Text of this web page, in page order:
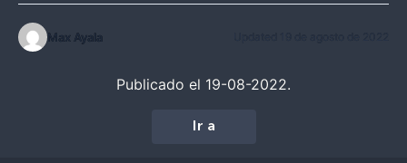
Max Ayala
Publicado el 19-08-2022.
Ir a